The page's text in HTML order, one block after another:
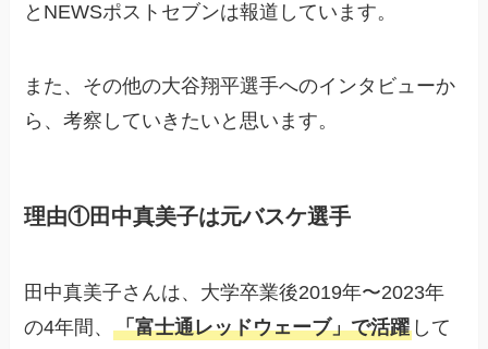
とNEWSポストセブンは報道しています。
また、その他の大谷翔平選手へのインタビューか
ら、考察していきたいと思います。
理由①田中真美子は元バスケ選手
田中真美子さんは、大学卒業後2019年〜2023年
の4年間、「富士通レッドウェーブ」で活躍 して